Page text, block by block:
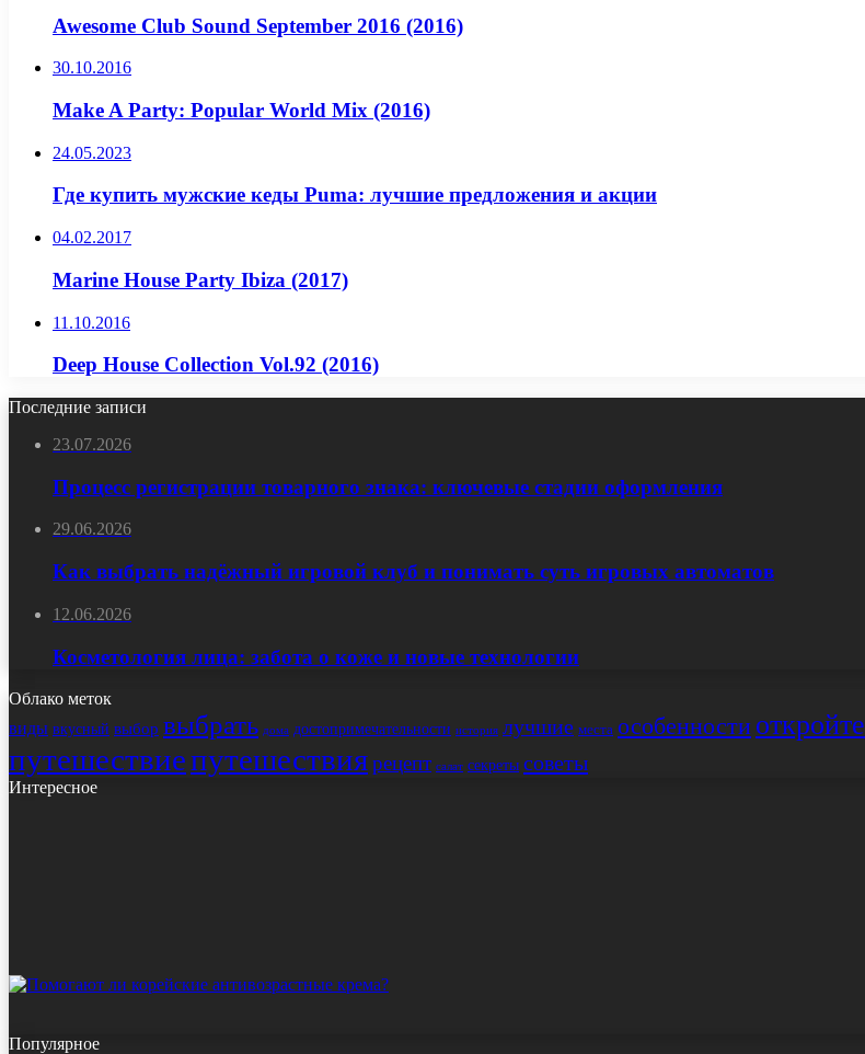
Awesome Club Sound September 2016 (2016)
30.10.2016
Make A Party: Popular World Mix (2016)
24.05.2023
Где купить мужские кеды Puma: лучшие предложения и акции
04.02.2017
Marine House Party Ibiza (2017)
11.10.2016
Deep House Collection Vol.92 (2016)
Последние записи
23.07.2026
Процесс регистрации товарного знака: ключевые стадии оформления
29.06.2026
Как выбрать надёжный игровой клуб и понимать суть игровых автоматов
12.06.2026
Косметология лица: забота о коже и новые технологии
Облако меток
виды вкусный выбор выбрать дома достопримечательности история лучшие места особенности откройте
путешествиепутешествиярецепт салат секреты советы
Интересное
Популярное